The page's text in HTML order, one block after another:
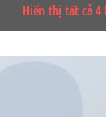
Hiển thị tất cả 4